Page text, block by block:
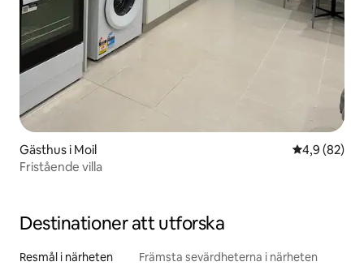
Gästhus i Moil 4,9 av 5 i
4,9 (82)
Fristående villa
Destinationer att utforska
Resmål i närheten Främsta sevärdheterna i närheten